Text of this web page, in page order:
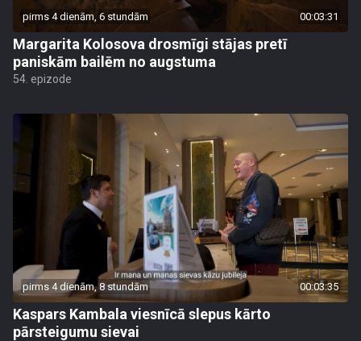
pirms 4 dienām, 6 stundām 00:03:31
Margarita Kolosova drosmīgi stājas pretī
paniskām bailēm no augstuma
54. epizode
pirms 4 dienām, 8 stundām 00:03:35
Kaspars Kambala viesnīcā slepus kārto
pārsteigumu sievai